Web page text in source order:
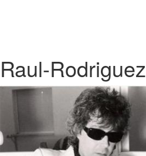
Raul-Rodriguez